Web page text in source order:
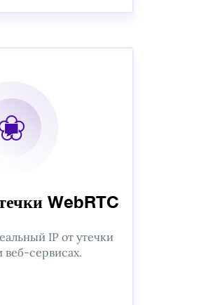
WebRTC
IP от утечки
веб-сервисах.